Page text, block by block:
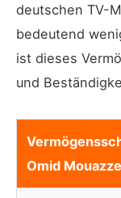
deutschen TV-
bedeutend
ist dieses
und
Omid